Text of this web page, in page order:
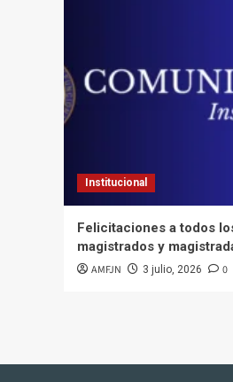
Institucional
Felicitaciones a todos
magistrados y
AMFJN 3 julio, 2026 0